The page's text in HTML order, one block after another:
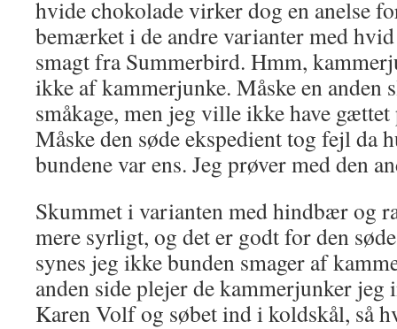
hvide chokolade virker dog en anelse
bemærket i de andre varianter med
smagt fra Summerbird. Hmm,
ikke af kammerjunke. Måske en anden
småkage, men jeg ville ikke have
Måske den søde ekspedient tog fejl da
bundene var ens. Jeg prøver med den
Skummet i varianten med hindbær og
mere syrligt, og det er godt for den
synes jeg ikke bunden smager af
anden side plejer de kammerjunker jeg
Karen Volf og søbet ind i koldskål, så